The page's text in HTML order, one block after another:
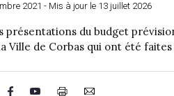
2021 - Mis à jour le 13 juillet 2026
présentations du budget
Ville de Corbas qui ont été